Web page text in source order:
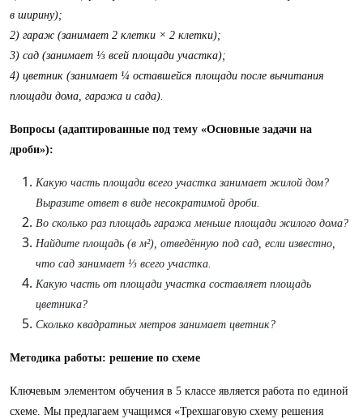
в ширину);
2) гараж (занимает 2 клетки × 2 клетки);
3) сад (занимает ⅓ всей площади участка);
4) цветник (занимает ¼ оставшейся площади после вычитания
площади дома, гаража и сада).
Вопросы (адаптированные под тему «Основные задачи на
дроби»):
Какую часть площади всего участка занимает жилой дом?
Выразите ответ в виде несократимой дроби.
Во сколько раз площадь гаража меньше площади жилого дома?
Найдите площадь (в м²), отведённую под сад, если известно,
что сад занимает ⅓ всего участка.
Какую часть от площади участка составляет площадь
цветника?
Сколько квадратных метров занимает цветник?
Методика работы: решение по схеме
Ключевым элементом обучения в 5 классе является работа по единой
схеме. Мы предлагаем учащимся «Трехшаговую схему решения